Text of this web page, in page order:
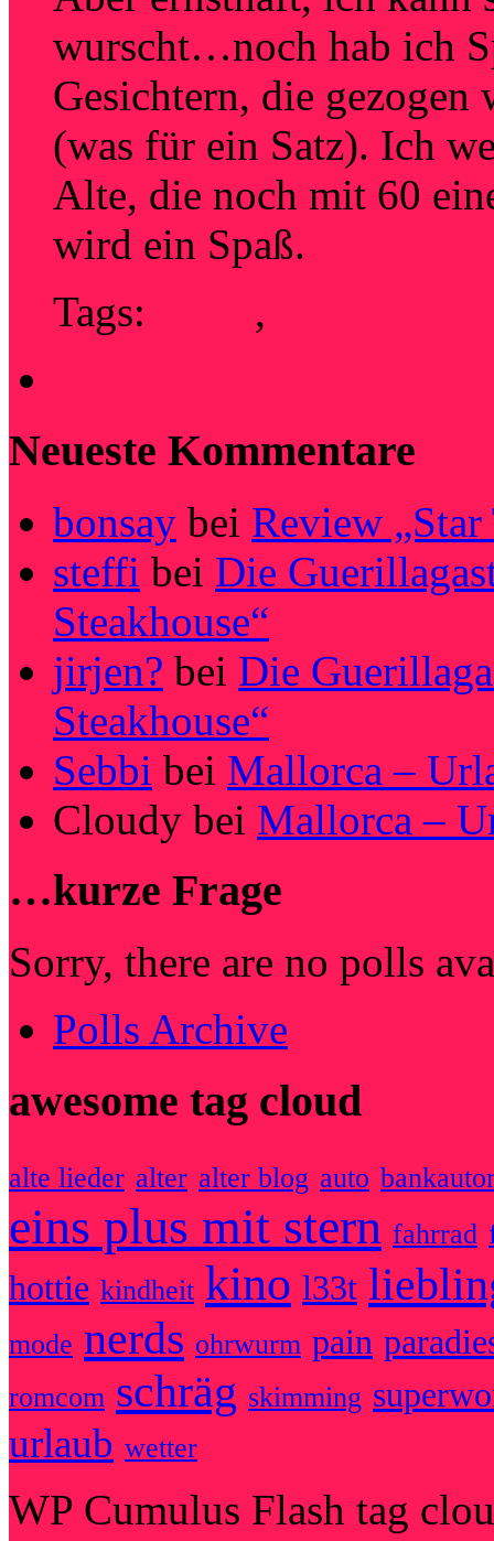
wurscht…noch hab ich
Gesichtern, die gezogen
(was für ein Satz). Ich
Alte, die noch mit 60
wird ein Spaß.
Tags:
,
Neueste Kommentare
bonsay bei Review „Star
steffi bei Die
Steakhouse“
jirjen? bei Die
Steakhouse“
Sebbi bei Mallorca –
Cloudy bei Mallorca –
…kurze Frage
Sorry, there are no polls
Polls Archive
awesome tag cloud
alte lieder alter alter blog auto
eins plus mit stern fahrrad
hottie kindheit kino l33t
mode nerds ohrwurm pain
romcom schräg skimming
urlaub wetter
WP Cumulus Flash tag